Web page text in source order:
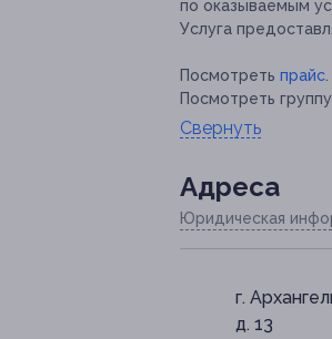
по оказываемым
Услуга
Посмотреть прайс
Посмотреть
Свернуть
Адресa
Юридическая
г.
д. 13